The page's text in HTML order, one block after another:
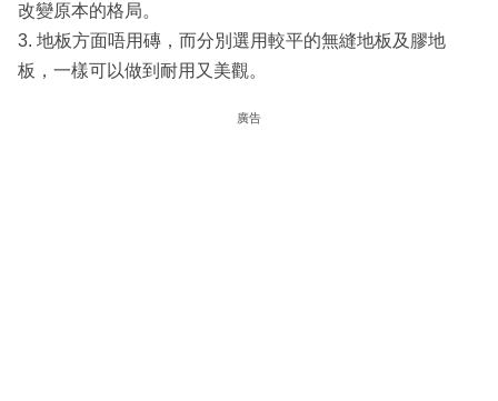
改變原本的格局。
3. 地板方面唔用磚，而分別選用較平的無縫地板及膠地
板，一樣可以做到耐用又美觀。
廣告